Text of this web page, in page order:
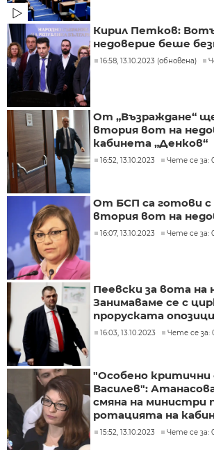
Кирил Петков:
недоверие беше
16:58, 13.10.2023 (обновена)
От „Възраждане“
втория вот на
кабинета „Денков“
16:52, 13.10.2023 Чете се за:
От БСП са готови
втория вот на
16:07, 13.10.2023 Чете се за:
Пеевски за вота на
Занимаваме се с
проруската
16:03, 13.10.2023 Чете се за:
"Особено критични
Василев":
смяна на министри
ротацията на
15:52, 13.10.2023 Чете се за: